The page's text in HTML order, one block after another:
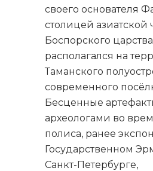
своего основателя
столицей азиатской
Боспорского
располагался на
Таманского
современного
Бесценные
археологами во
полиса, ранее
Государственном
Санкт-Петербурге,